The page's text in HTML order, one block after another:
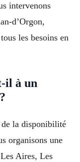
intervenons
d’Orgon,
les besoins en
il à un
la disponibilité
organisons une
Aires, Les